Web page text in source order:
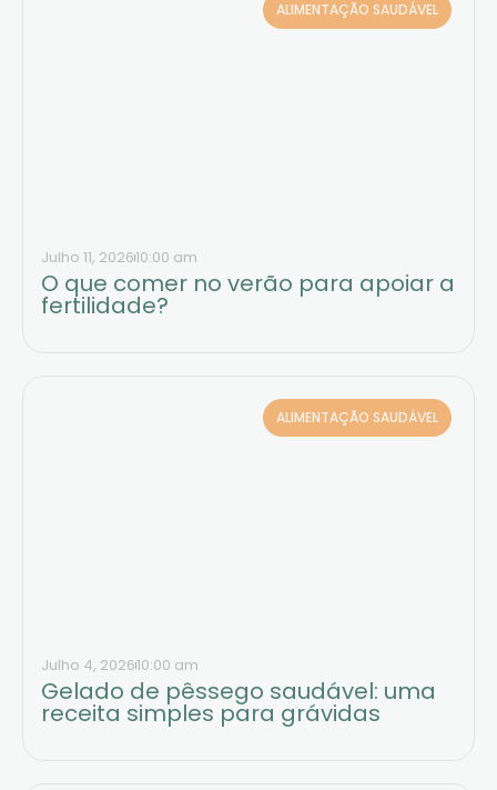
ALIMENTAÇÃO SAUDÁVEL
Julho 11, 202610:00 am
O que comer no verão para apoiar a
fertilidade?
ALIMENTAÇÃO SAUDÁVEL
Julho 4, 202610:00 am
Gelado de pêssego saudável: uma
receita simples para grávidas